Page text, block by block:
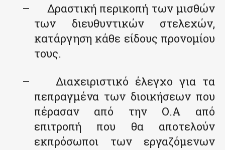
–
Δραστική περικοπή των μισθών
των διευθυντικών στελεχών,
κατάργηση κάθε είδους προνομίου
τους.
–
Διαχειριστικό έλεγχο για τα
πεπραγμένα των διοικήσεων που
πέρασαν από την Ο.Α από
επιτροπή που θα αποτελούν
εκπρόσωποι των εργαζόμενων